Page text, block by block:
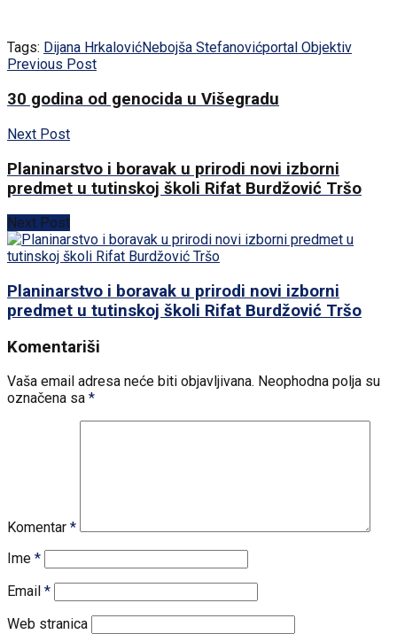
Tags: Dijana HrkalovićNebojša Stefanovićportal Objektiv
Previous Post
30 godina od genocida u Višegradu
Next Post
Planinarstvo i boravak u prirodi novi izborni
predmet u tutinskoj školi Rifat Burdžović Tršo
Next Post
Planinarstvo i boravak u prirodi novi izborni
predmet u tutinskoj školi Rifat Burdžović Tršo
Komentariši
Vaša email adresa neće biti objavljivana. Neophodna polja su
označena sa *
Komentar *
Ime *
Email *
Web stranica